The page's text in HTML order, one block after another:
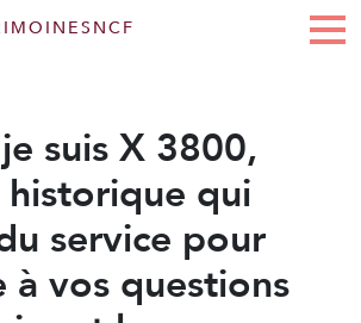
suis X 3800,
historique qui
service pour
à vos questions